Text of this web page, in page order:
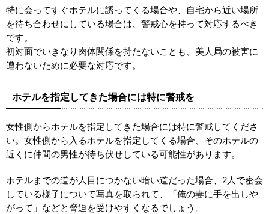
特に会ってすぐホテルに誘ってくる場合や、自宅から近い場所
を待ち合わせにしている場合は、警戒心を持って対応するべき
です。
初対面でいきなり肉体関係を持たないことも、美人局の被害に
遭わないために必要な対応です。
ホテルを指定してきた場合には特に警戒を
女性側からホテルを指定してきた場合には特に警戒してくださ
い。女性側から入るホテルを指定してくる場合、そのホテルの
近くに仲間の男性が待ち伏せしている可能性があります。
ホテルまでの道が人目につかない暗い道だった場合、2人で密会
している様子について写真を取られて、「俺の妻に手を出しや
がって」などと脅迫を受けやすくなるでしょう。